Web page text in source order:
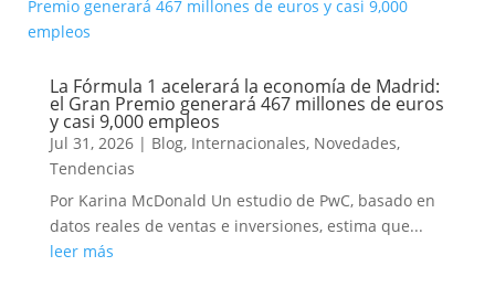
La Fórmula 1 acelerará la economía de Madrid:
el Gran Premio generará 467 millones de euros
y casi 9,000 empleos
Jul 31, 2026| Blog, Internacionales, Novedades,
Tendencias
Por Karina McDonald Un estudio de PwC, basado en
datos reales de ventas e inversiones, estima que...
leer más